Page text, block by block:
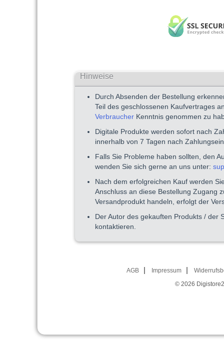
Hinweise
Durch Absenden der Bestellung
Teil des geschlossenen Kaufvertrages
Verbraucher Kenntnis genommen zu
Digitale Produkte werden sofort nach
innerhalb von 7 Tagen nach
Falls Sie Probleme haben sollten, den
wenden Sie sich gerne an uns unter:
Nach dem erfolgreichen Kauf werden
Anschluss an diese Bestellung Zugang
Versandprodukt handeln, erfolgt der
Der Autor des gekauften Produkts / der
kontaktieren.
AGB Impressum
© 2026